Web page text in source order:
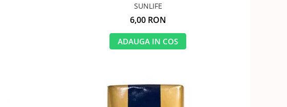
SUNLIFE
6,00 RON
ADAUGA IN COS